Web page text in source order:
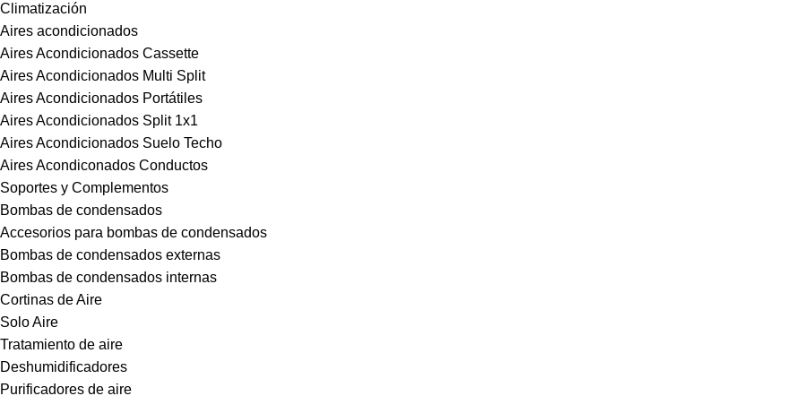
Climatización
Aires acondicionados
Aires Acondicionados Cassette
Aires Acondicionados Multi Split
Aires Acondicionados Portátiles
Aires Acondicionados Split 1x1
Aires Acondicionados Suelo Techo
Aires Acondiconados Conductos
Soportes y Complementos
Bombas de condensados
Accesorios para bombas de condensados
Bombas de condensados externas
Bombas de condensados internas
Cortinas de Aire
Solo Aire
Tratamiento de aire
Deshumidificadores
Purificadores de aire